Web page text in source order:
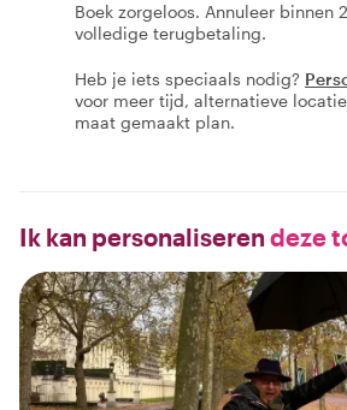
Boek zorgeloos. Annuleer binnen
volledige terugbetaling.
Heb je iets speciaals nodig?
voor meer tijd, alternatieve
maat gemaakt plan.
Ik kan personaliseren deze